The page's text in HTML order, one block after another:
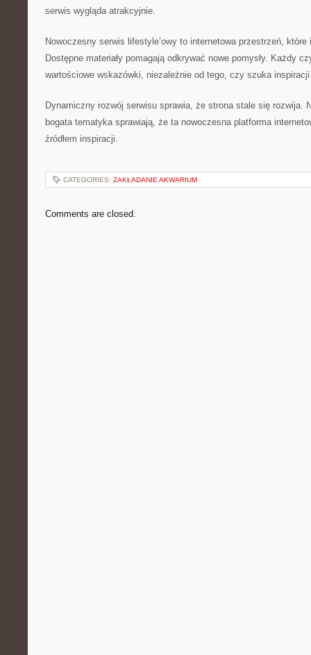
serwis wygląda atrakcyjnie.
Nowoczesny serwis lifestyle’owy to internetowa przestrzeń,
Dostępne materiały pomagają odkrywać nowe pomysły. Każdy
wartościowe wskazówki, niezależnie od tego, czy szuka inspiracji
Dynamiczny rozwój serwisu sprawia, że strona stale się rozwija.
bogata tematyka sprawiają, że ta nowoczesna platforma
źródłem inspiracji.
CATEGORIES: ZAKŁADANIE AKWARIUM
Comments are closed.